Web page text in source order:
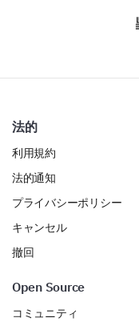
法的
利用規約
法的通知
プライバシーポリシー
キャンセル
撤回
Open Source
コミュニティ